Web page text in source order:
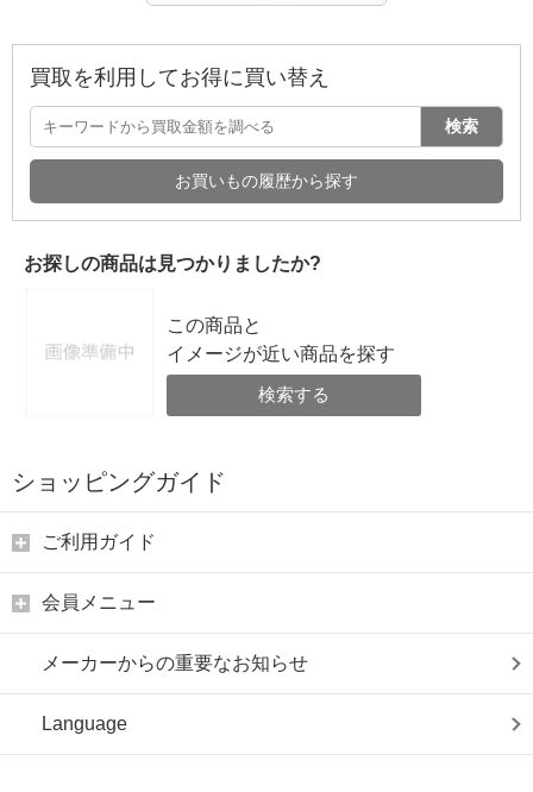
買取を利用してお得に買い替え
検索
お買いもの履歴から探す
お探しの商品は見つかりましたか?
この商品と
イメージが近い商品を探す
検索する
ショッピングガイド
ご利用ガイド
会員メニュー
メーカーからの重要なお知らせ
Language